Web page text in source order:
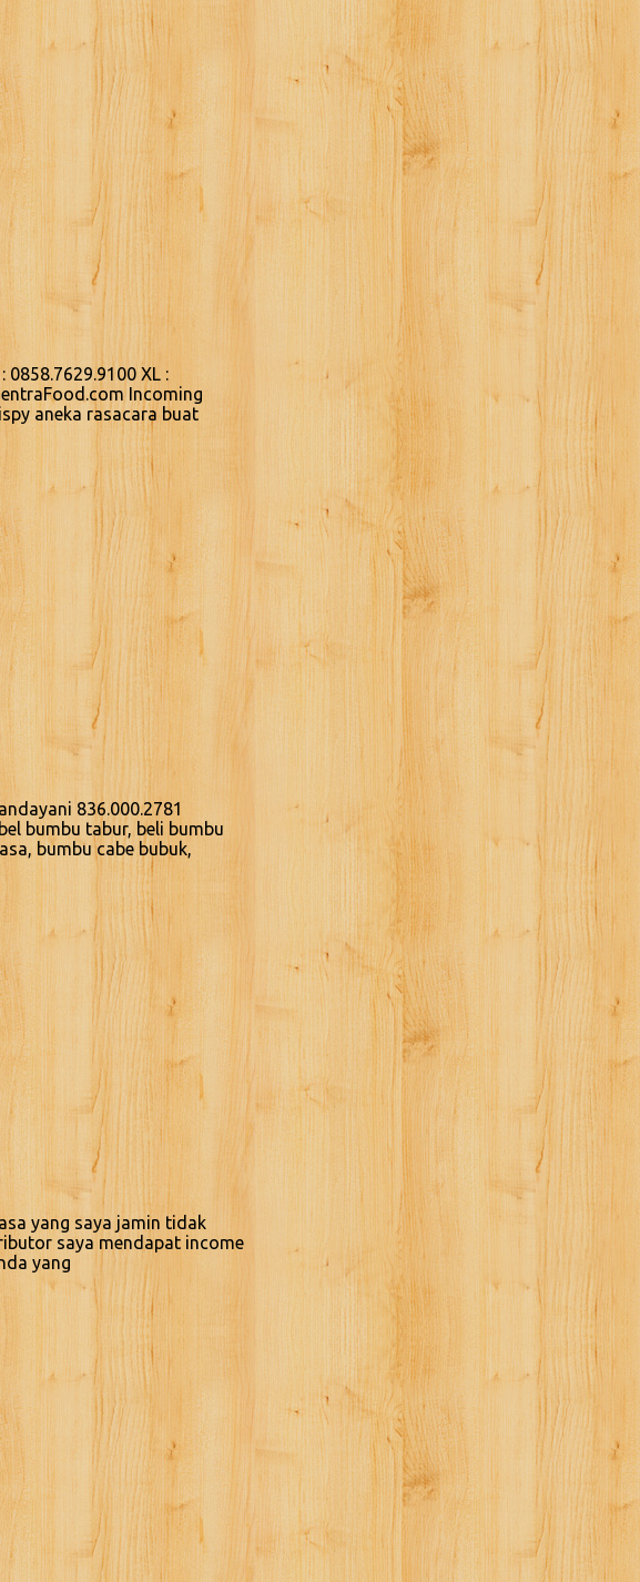
XL :
Incoming
aneka rasacara buat
836.000.2781
bumbu tabur, beli bumbu
bumbu cabe bubuk,
yang saya jamin tidak
saya mendapat income
yang